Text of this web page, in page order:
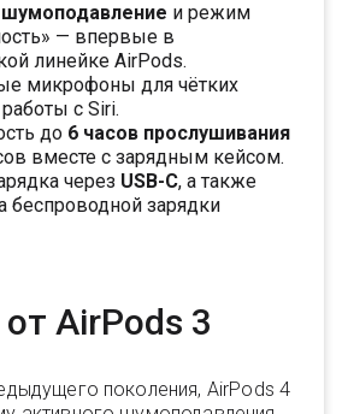
и режим
— впервые в
линейке AirPods.
микрофоны для чётких
с Siri.
до 6 часов прослушивания
вместе с зарядным кейсом.
через USB-C, а также
беспроводной зарядки
AirPods 3
поколения, AirPods 4